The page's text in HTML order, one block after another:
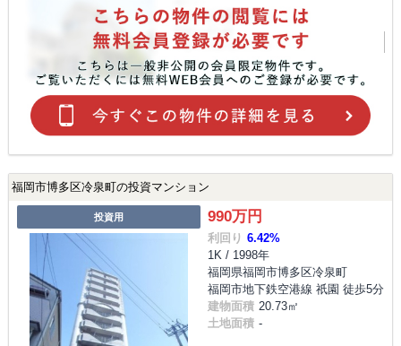
福岡市博多区冷泉町の投資マンション
投資用 990万円
利回り 6.42%
1K / 1998年
福岡県福岡市博多区冷泉町
福岡市地下鉄空港線 祇園 徒歩5分
建物面積 20.73㎡
土地面積 -